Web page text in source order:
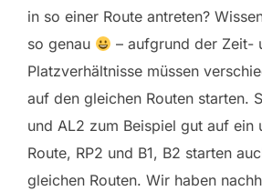
in so einer Route antreten?
so genau
– aufgrund der Zeit-
Platzverhältnisse müssen
auf den gleichen Routen starten.
und AL2 zum Beispiel gut auf ein
Route, RP2 und B1, B2 starten
gleichen Routen. Wir haben